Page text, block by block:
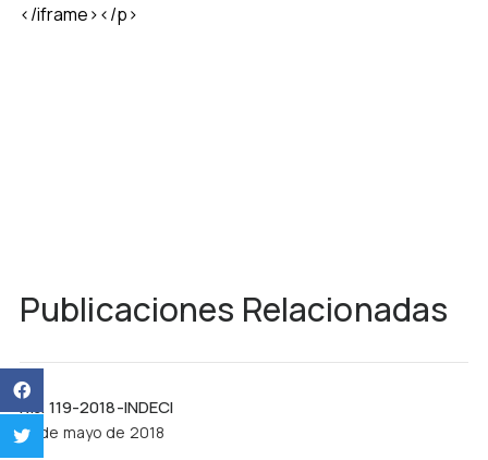
</iframe></p>
Publicaciones Relacionadas
R.J. 119-2018-INDECI
21 de mayo de 2018